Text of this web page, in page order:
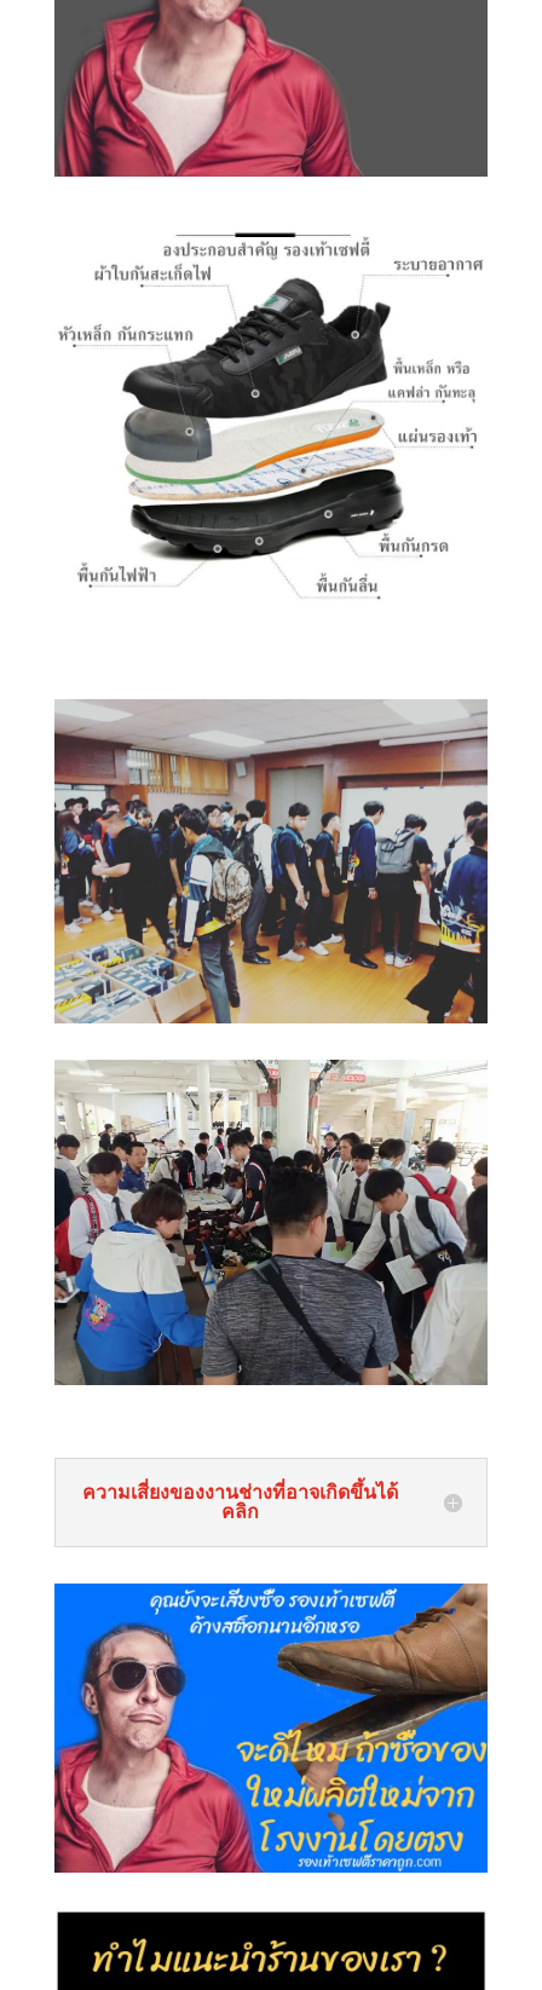
ความเสี่ยงของงานช่างที่อาจเกิดขึ้นได้
คลิก